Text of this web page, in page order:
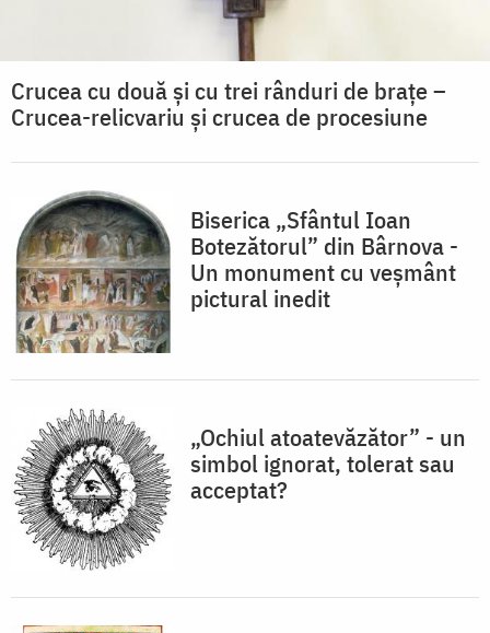
Crucea cu două și cu trei rânduri de brațe –
Crucea-relicvariu și crucea de procesiune
Biserica „Sfântul Ioan
Botezătorul” din Bârnova -
Un monument cu veşmânt
pictural inedit
„Ochiul atoatevăzător” - un
simbol ignorat, tolerat sau
acceptat?